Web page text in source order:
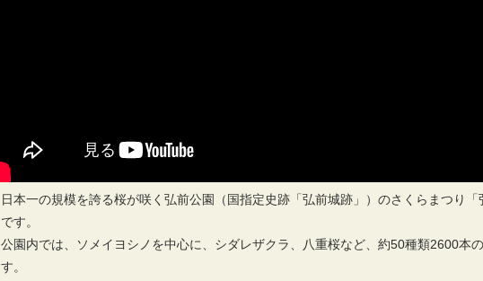
日本一の規模を誇る桜が咲く弘前公園（国指定史跡「弘前城跡」）のさくらまつり「
です。
公園内では、ソメイヨシノを中心に、シダレザクラ、八重桜など、約50種類2600本
す。